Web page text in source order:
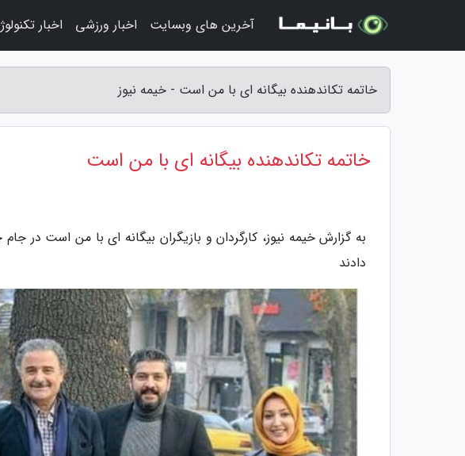
خاتمه تکاندهنده بیگانه ای با من است - خیمه نیوز
خاتمه تکاندهنده بیگانه ای با من است
به گزارش خیمه نیوز، کارگردان و بازیگران بیگانه ای با من است در
دادند
آخرین های وبسایت اخبار ورزشی اخبار